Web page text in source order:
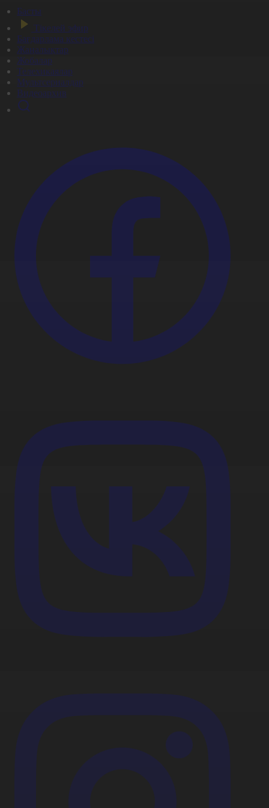
Басты
Тікелей эфир
Бағдарлама кестесі
Жаңалықтар
Жобалар
Телехикаялар
Мультсериалдар
Видеоархив